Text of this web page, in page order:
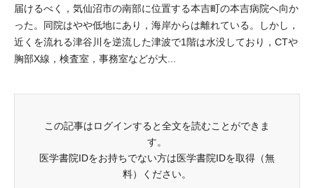
届けるべく，気仙沼市の南部に位置する本吉町の本吉病院ヘ向か
った。同院はやや低地にあり，海岸からは離れている。しかし，
近くを流れる津谷川を逆流した津波で1階は水没しており，CTや
胸部X線，検査室，事務室などが大...
この記事はログインすると全文を読むことができま
す。
医学書院IDをお持ちでない方は医学書院IDを取得（無
料）ください。